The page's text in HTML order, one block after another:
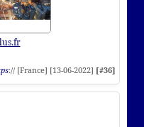
:// [France] [13-06-2022] [#36]